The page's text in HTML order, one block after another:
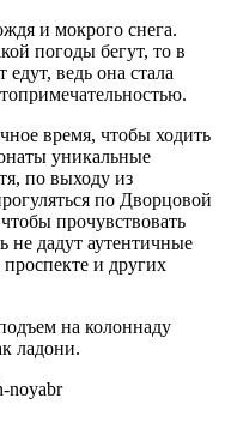
и мокрого снега.
погоды бегут, то в
ведь она стала
время, чтобы ходить
уникальные
по выходу из
по Дворцовой
прочувствовать
не дадут аутентичные
и других
на колоннаду
ладони.
noyabr